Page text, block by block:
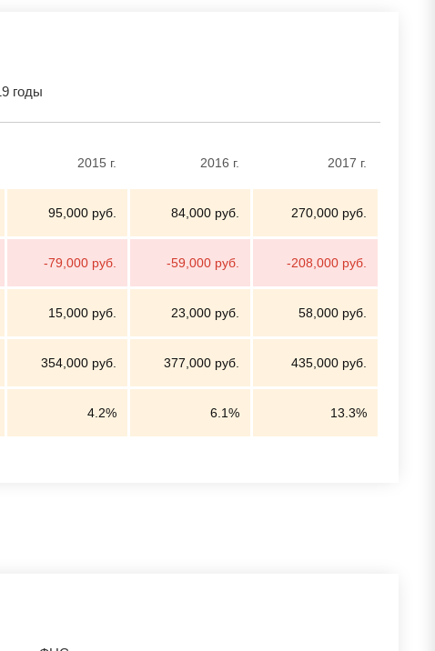
годы
2015 г. 2016 г. 2017 г.
95,000 руб. 84,000 руб. 270,000 руб.
-79,000 руб. -59,000 руб. -208,000 руб.
15,000 руб. 23,000 руб. 58,000 руб.
354,000 руб. 377,000 руб. 435,000 руб.
4.2% 6.1% 13.3%